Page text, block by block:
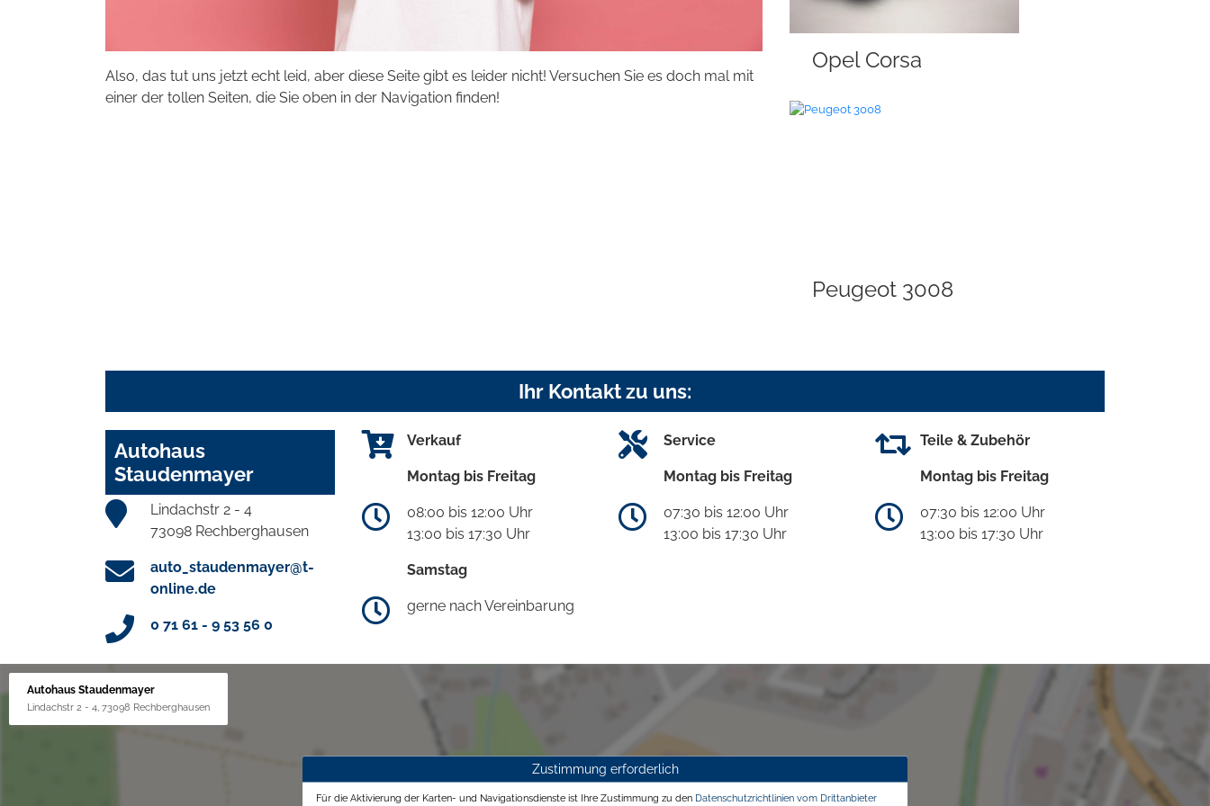
Also, das tut uns jetzt echt leid, aber diese Seite gibt es leider nicht! Versuchen Sie es doch mal mit
einer der tollen Seiten, die Sie oben in der Navigation finden!
Opel Corsa
Peugeot 3008
Ihr Kontakt zu uns:
Autohaus
Staudenmayer
Lindachstr 2 - 4
73098 Rechberghausen
auto_staudenmayer@t-
online.de
0 71 61 - 9 53 56 0
Verkauf
Montag bis Freitag
08:00 bis 12:00 Uhr
13:00 bis 17:30 Uhr
Samstag
gerne nach Vereinbarung
Service
Montag bis Freitag
07:30 bis 12:00 Uhr
13:00 bis 17:30 Uhr
Teile & Zubehör
Montag bis Freitag
07:30 bis 12:00 Uhr
13:00 bis 17:30 Uhr
Autohaus Staudenmayer
Lindachstr 2 - 4, 73098 Rechberghausen
Zustimmung erforderlich
Für die Aktivierung der Karten- und Navigationsdienste ist Ihre Zustimmung zu den Datenschutzrichtlinien vom Drittanbieter